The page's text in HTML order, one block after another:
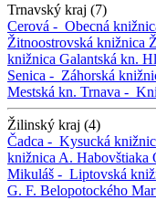
Trnavský kraj (7)
Cerová - Obecná
Žitnoostrovská knižnica
knižnica Galantská kn.
Senica - Záhorská
Mestská kn. Trnava -
Žilinský kraj (4)
Čadca - Kysucká
knižnica A. Habovštiaka
Mikuláš - Liptovská
G. F. Belopotockého